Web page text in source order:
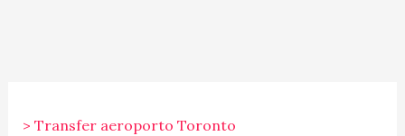
> Transfer aeroporto Toronto